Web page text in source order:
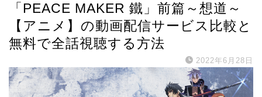
「PEACE MAKER 鐵」前篇～想道～
【アニメ】の動画配信サービス比較と
無料で全話視聴する方法
2022年6月28日